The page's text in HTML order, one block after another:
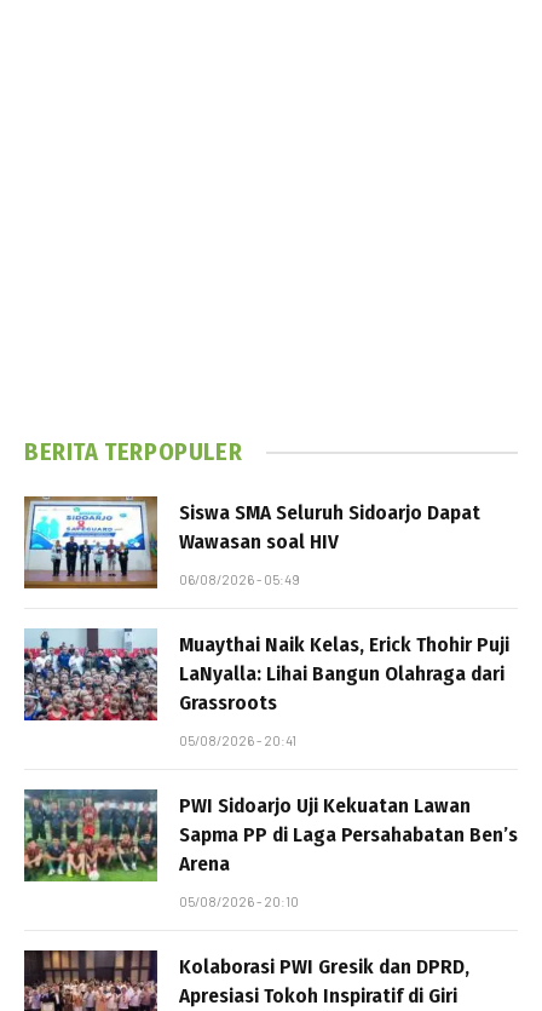
BERITA TERPOPULER
Siswa SMA Seluruh Sidoarjo Dapat
Wawasan soal HIV
06/08/2026 - 05:49
Muaythai Naik Kelas, Erick Thohir Puji
LaNyalla: Lihai Bangun Olahraga dari
Grassroots
05/08/2026 - 20:41
PWI Sidoarjo Uji Kekuatan Lawan
Sapma PP di Laga Persahabatan Ben’s
Arena
05/08/2026 - 20:10
Kolaborasi PWI Gresik dan DPRD,
Apresiasi Tokoh Inspiratif di Giri